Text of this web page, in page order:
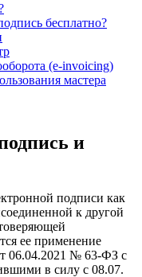
бесплатно?
(e-invoicing)
мастера
и
подписи как
к другой
ее применение
06.04.2021 № 63-ФЗ с
в силу с 08.07.